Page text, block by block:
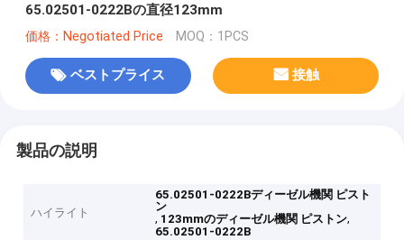
65.02501-0222Bの直径123mm
価格：Negotiated Price MOQ：1PCS
ベストプライス 接触
製品の説明
ハイライト
65.02501-0222Bディーゼル機関 ピスト
ン
, 123mmのディーゼル機関 ピストン,
65.02501-0222B